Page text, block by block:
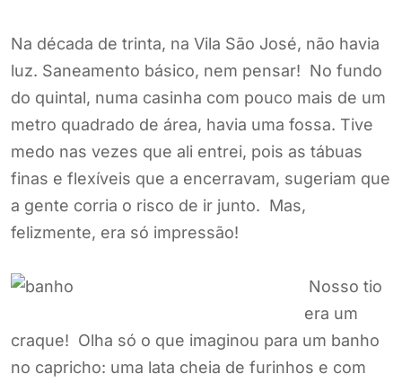
Na década de trinta, na Vila São José, não havia
luz. Saneamento básico, nem pensar! No fundo
do quintal, numa casinha com pouco mais de um
metro quadrado de área, havia uma fossa. Tive
medo nas vezes que ali entrei, pois as tábuas
finas e flexíveis que a encerravam, sugeriam que
a gente corria o risco de ir junto. Mas,
felizmente, era só impressão!
Nosso tio
era um
craque! Olha só o que imaginou para um banho
no capricho: uma lata cheia de furinhos e com